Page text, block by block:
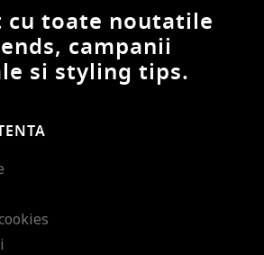
cu toate noutatile
campanii
si styling tips.